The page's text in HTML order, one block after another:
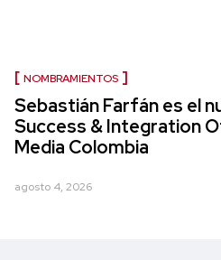
NOMBRAMIENTOS
Sebastián Farfán es el
Success & Integration
Media Colombia
agosto 4, 2026